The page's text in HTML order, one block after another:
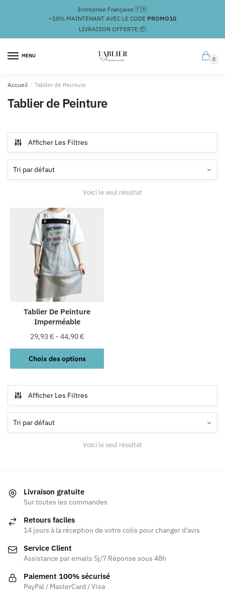
navigation
Entreprise Française 🇫🇷
–10% MAINTENANT AVEC LE CODE PROMO10
LIVRAISON OFFERTE 📦
MENU
0
Accueil / Tablier de Peinture
Tablier de Peinture
Afficher Les Filtres
Voici le seul résultat
Tablier De Peinture
Imperméable
29,93 € - 44,90€
Choix des options
produit
plusieurs
variations.
Les
la
page
produit
Afficher Les Filtres
Voici le seul résultat
Livraison gratuite
Sur toutes les commandes
Retours faciles
14 jours à la réception de votre colis pour changer d'avis
Service Client
Assistance par emails 5j/7 Réponse sous 48h
Paiement 100% sécurisé
PayPal / MasterCard / Visa